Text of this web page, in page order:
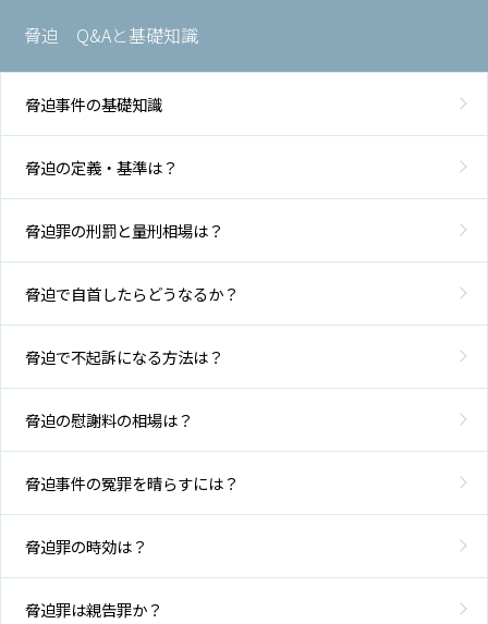
脅迫 Q&Aと基礎知識
脅迫事件の基礎知識
脅迫の定義・基準は？
脅迫罪の刑罰と量刑相場は？
脅迫で自首したらどうなるか？
脅迫で不起訴になる方法は？
脅迫の慰謝料の相場は？
脅迫事件の冤罪を晴らすには？
脅迫罪の時効は？
脅迫罪は親告罪か？